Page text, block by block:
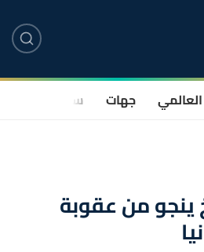
جهات سياسة
ينجو من عقوبة